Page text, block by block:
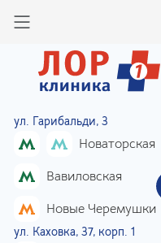
ул. Гарибальди, 3
Новаторская
Вавиловская
Новые Черемушки
ул. Каховка, 37, корп. 1